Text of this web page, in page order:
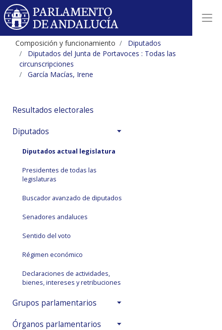
Composición y funcionamiento
Diputados
Diputados del Junta de Portavoces : Todas las
circunscripciones
García Macías, Irene
Resultados electorales
Diputados
Diputados actual legislatura
Presidentes de todas las
legislaturas
Buscador avanzado de diputados
Senadores andaluces
Sentido del voto
Régimen económico
Declaraciones de actividades,
bienes, intereses y retribuciones
Grupos parlamentarios
Órganos parlamentarios